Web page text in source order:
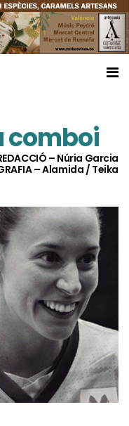
comboi
– Núria Garcia
– Alamida / Teika